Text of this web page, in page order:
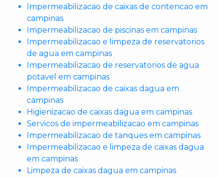
Impermeabilizacao de caixas de contencao em
campinas
Impermeabilizacao de piscinas em campinas
Impermeabilizacao e limpeza de reservatorios
de agua em campinas
Impermeabilizacao de reservatorios de agua
potavel em campinas
Impermeabilizacao de caixas dagua em
campinas
Higienizacao de caixas dagua em campinas
Servicos de impermeabilizacao em campinas
Impermeabilizacao de tanques em campinas
Impermeabilizacao e limpeza de caixas dagua
em campinas
Limpeza de caixas dagua em campinas